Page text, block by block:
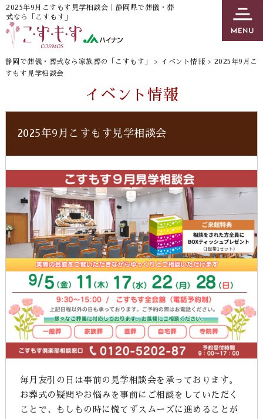
2025年9月こすもす見学相談会｜静岡県で葬儀・葬
式なら「こすもす」
静岡で葬儀・葬式なら家族葬の「こすもす」 > イベント情報 > 2025年9月こ
すもす見学相談会
イベント情報
2025年9月こすもす見学相談会
毎月友引の日は事前の見学相談会を承っております。
お葬式の疑問やお悩みを事前にご相談をしていただく
ことで、もしもの時に慌てずスムーズに進めることが